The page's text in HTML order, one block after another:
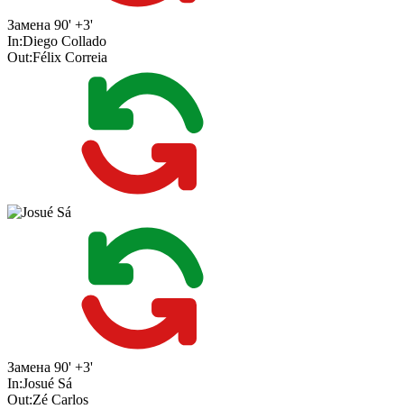
Замена 90' +3'
In:Diego Collado
Out:Félix Correia
Замена 90' +3'
In:Josué Sá
Out:Zé Carlos